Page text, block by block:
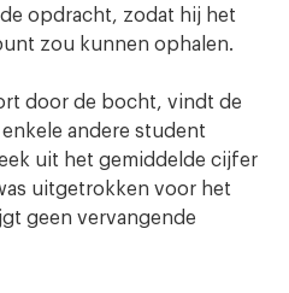
opdracht, zodat hij het
zou kunnen ophalen.
door de bocht, vindt de
andere student
uit het gemiddelde cijfer
uitgetrokken voor het
geen vervangende